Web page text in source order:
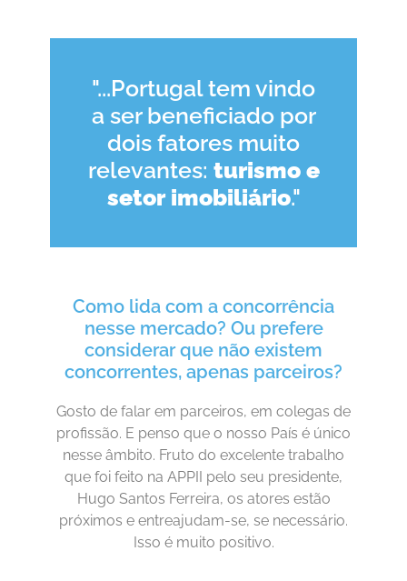
"...Portugal tem vindo
a ser beneficiado por
dois fatores muito
relevantes: turismo e
setor imobiliário."
Como lida com a concorrência
nesse mercado? Ou prefere
considerar que não existem
concorrentes, apenas parceiros?
Gosto de falar em parceiros, em colegas de
profissão. E penso que o nosso País é único
nesse âmbito. Fruto do excelente trabalho
que foi feito na APPII pelo seu presidente,
Hugo Santos Ferreira, os atores estão
próximos e entreajudam-se, se necessário.
Isso é muito positivo.